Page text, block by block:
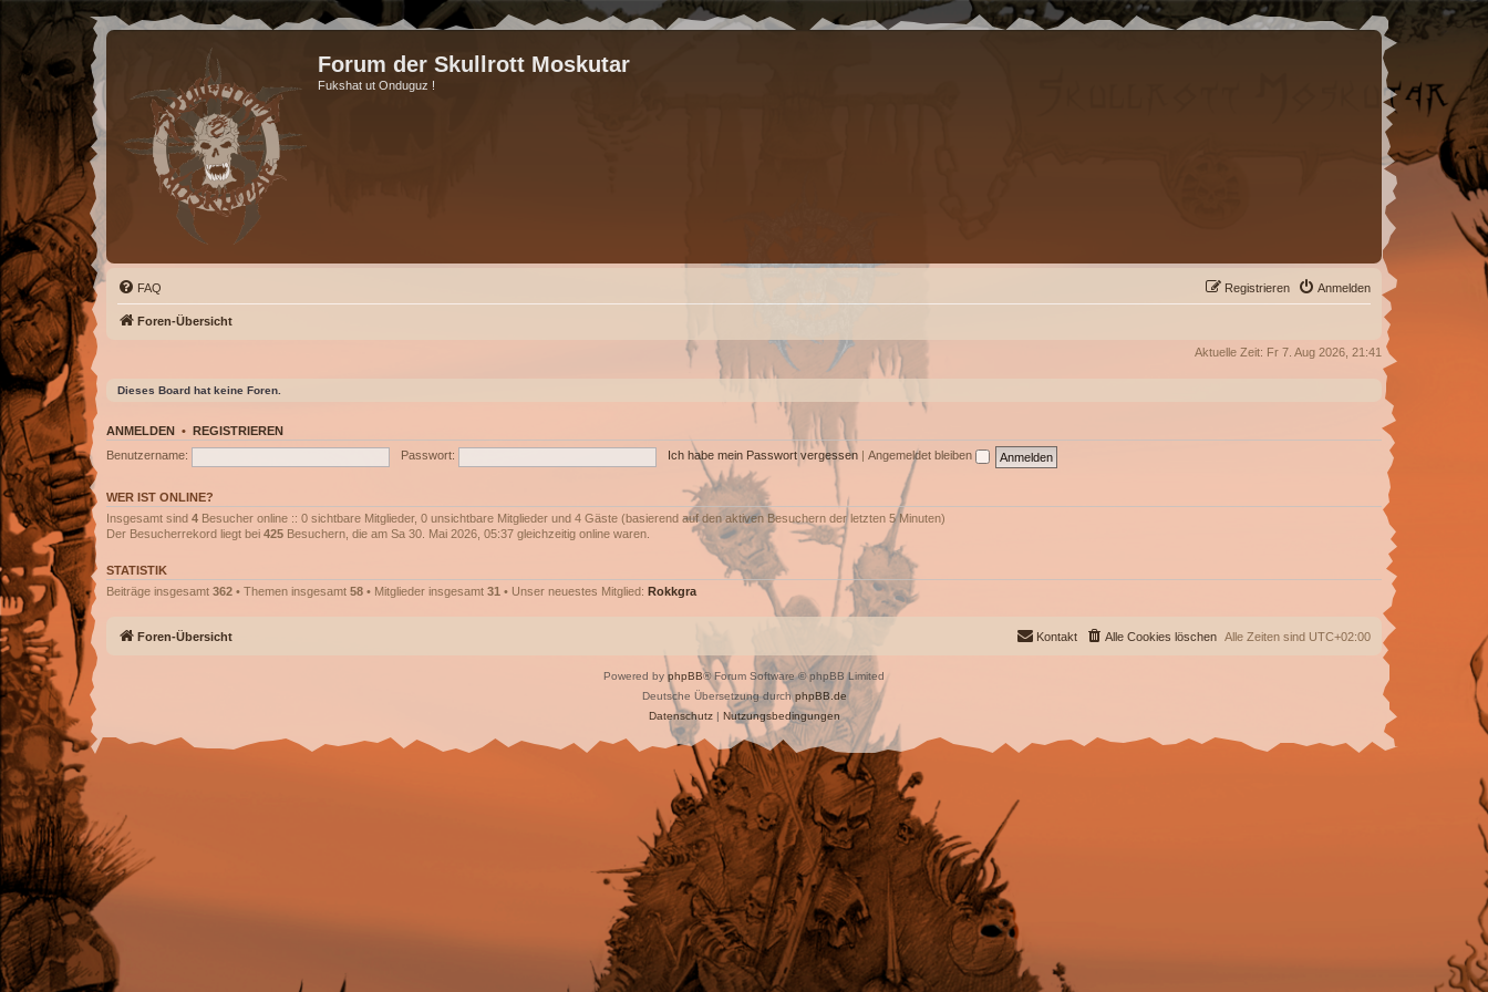
Forum der Skullrott Moskutar
Fukshat ut Onduguz !
FAQ Anmelden
Registrieren
Foren-Übersicht
Aktuelle Zeit: Fr 7. Aug 2026, 21:41
Dieses Board hat keine Foren.
ANMELDEN • REGISTRIEREN
Benutzername:
Passwort: Ich habe mein Passwort vergessen Angemeldet bleiben
WER IST ONLINE?
Insgesamt sind 4 Besucher online :: 0 sichtbare Mitglieder, 0 unsichtbare Mitglieder und 4 Gäste (basierend auf den aktiven Besuchern der letzten 5 Minuten)
Der Besucherrekord liegt bei 425 Besuchern, die am Sa 30. Mai 2026, 05:37 gleichzeitig online waren.
STATISTIK
Beiträge insgesamt 362 • Themen insgesamt 58 • Mitglieder insgesamt 31 • Unser neuestes Mitglied: Rokkgra
Foren-Übersicht Alle Zeiten sind UTC+02:00
Alle Cookies löschen
Kontakt
Powered by phpBB® Forum Software © phpBB Limited
Deutsche Übersetzung durch phpBB.de
Datenschutz| Nutzungsbedingungen